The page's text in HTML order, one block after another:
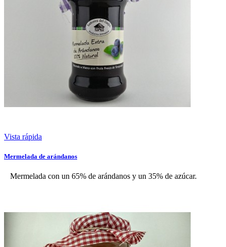
Vista rápida
Mermelada de arándanos
Mermelada con un 65% de arándanos y un 35% de azúcar.